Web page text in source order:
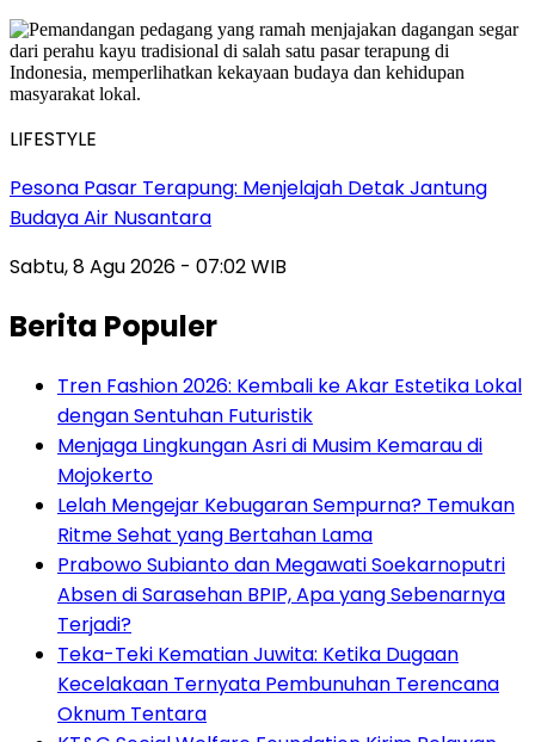
LIFESTYLE
Pesona Pasar Terapung: Menjelajah Detak Jantung
Budaya Air Nusantara
Sabtu, 8 Agu 2026 - 07:02 WIB
Berita Populer
Tren Fashion 2026: Kembali ke Akar Estetika Lokal
dengan Sentuhan Futuristik
Menjaga Lingkungan Asri di Musim Kemarau di
Mojokerto
Lelah Mengejar Kebugaran Sempurna? Temukan
Ritme Sehat yang Bertahan Lama
Prabowo Subianto dan Megawati Soekarnoputri
Absen di Sarasehan BPIP, Apa yang Sebenarnya
Terjadi?
Teka-Teki Kematian Juwita: Ketika Dugaan
Kecelakaan Ternyata Pembunuhan Terencana
Oknum Tentara